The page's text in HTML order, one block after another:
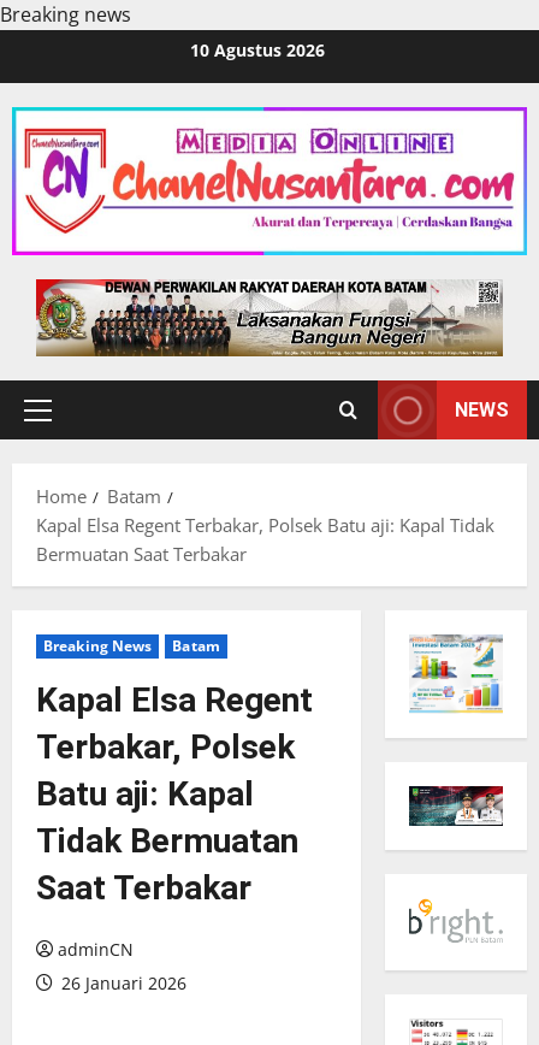
Breaking news
content
10 Agustus 2026
Primary
NEWS
Home
Batam
Kapal Elsa Regent Terbakar, Polsek Batu aji: Kapal Tidak
Bermuatan Saat Terbakar
Breaking News Batam
Kapal Elsa Regent
Terbakar, Polsek
Batu aji: Kapal
Tidak Bermuatan
Saat Terbakar
adminCN
26 Januari 2026